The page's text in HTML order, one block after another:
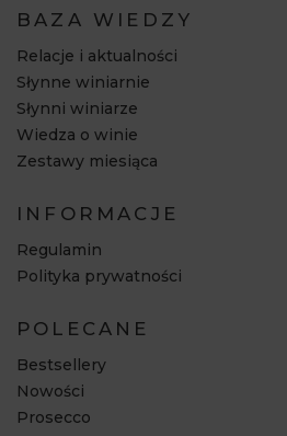
BAZA WIEDZY
Relacje i aktualności
Słynne winiarnie
Słynni winiarze
Wiedza o winie
Zestawy miesiąca
INFORMACJE
Regulamin
Polityka prywatności
POLECANE
Bestsellery
Nowości
Prosecco